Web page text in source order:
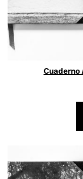
Cuaderno